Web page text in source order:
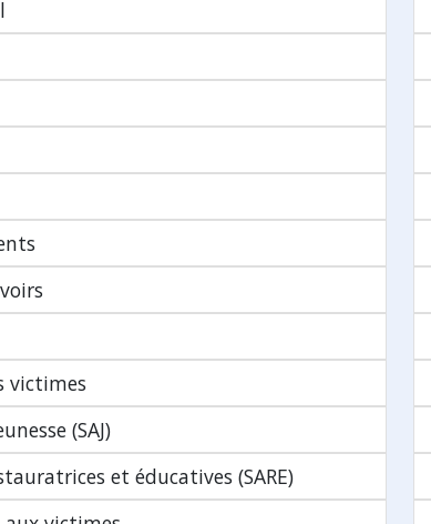
victimes
(SAJ)
et éducatives (SARE)